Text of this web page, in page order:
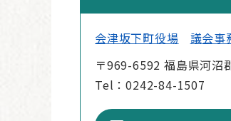
会津坂下町役場 議会事
〒969-6592 福島県河沼
Tel：0242-84-1507